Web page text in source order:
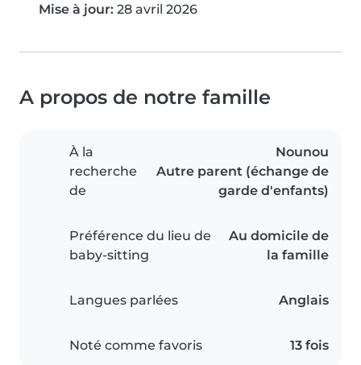
Mise à jour: 28 avril 2026
A propos de notre famille
À la
recherche
de
Nounou
Autre parent (échange de
garde d'enfants)
Préférence du lieu de
baby-sitting
Au domicile de
la famille
Langues parlées Anglais
Noté comme favoris 13 fois